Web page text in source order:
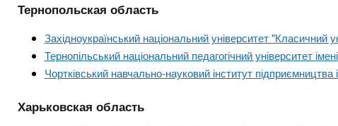
Тернопольская область
Західноукраїнський національний університет "Класичний
Тернопільський національний педагогічний університет
Чортківський навчально-науковий інститут
Харьковская область